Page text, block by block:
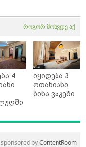
როგორ მოხვდე აქ
4
იყიდება 3
ოთახიანი
ბინა ვაკეში
sponsored byContentRoom